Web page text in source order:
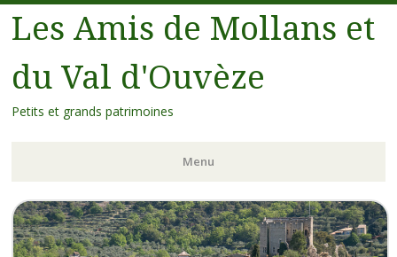
Les Amis de Mollans et
du Val d'Ouvèze
Petits et grands patrimoines
Menu